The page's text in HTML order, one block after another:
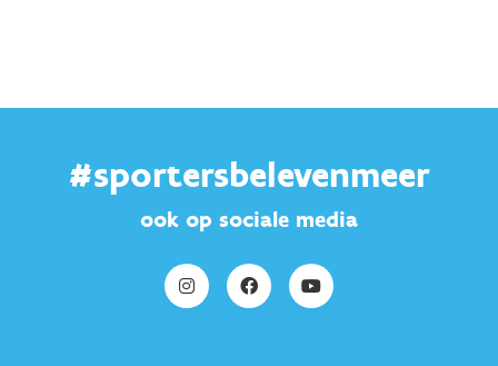
#sportersbelevenmeer
ook op sociale media